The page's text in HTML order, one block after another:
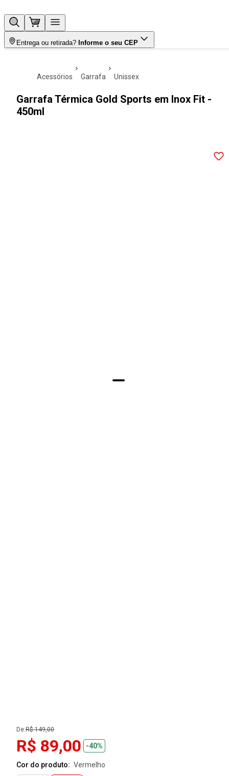
Entrega ou retirada? Informe o seu CEP
acessórios garrafa unissex
Garrafa Térmica Gold Sports em Inox Fit -
450ml
De:R$ 149,00
R$ 89,00 -40%
Cor do produto: vermelho